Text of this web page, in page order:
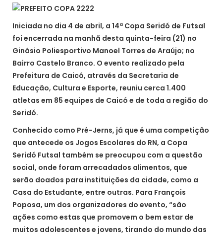
Iniciada no dia 4 de abril, a 14ª Copa Seridó de Futsal
foi encerrada na manhã desta quinta-feira (21) no
Ginásio Poliesportivo Manoel Torres de Araújo; no
Bairro Castelo Branco. O evento realizado pela
Prefeitura de Caicó, através da Secretaria de
Educação, Cultura e Esporte, reuniu cerca 1.400
atletas em 85 equipes de Caicó e de toda a região do
Seridó.
Conhecido como Pré-Jerns, já que é uma competição
que antecede os Jogos Escolares do RN, a Copa
Seridó Futsal também se preocupou com a questão
social, onde foram arrecadados alimentos, que
serão doados para instituições da cidade, como a
Casa do Estudante, entre outras. Para François
Poposa, um dos organizadores do evento, “são
ações como estas que promovem o bem estar de
muitos adolescentes e jovens, tirando do mundo das